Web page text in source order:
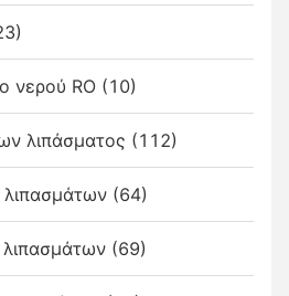
νερού RO (10)
λιπάσματος (112)
(64)
(69)